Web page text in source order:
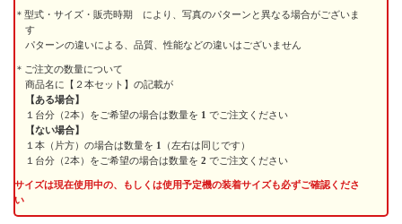
型式・サイズ・販売時期 により、写真のパターンと異なる場合がございま
す
パターンの違いによる、品質、性能などの違いはございません
ご注文の数量について
商品名に【２本セット】の記載が
【ある場合】
１台分（2本）をご希望の場合は数量を 1 でご注文ください
【ない場合】
１本（片方）の場合は数量を 1
（左右は同じです）
１台分（2本）をご希望の場合は数量を 2 でご注文ください
サイズは現在使用中の、もしくは使用予定機の装着サイズも必ずご確認くださ
い